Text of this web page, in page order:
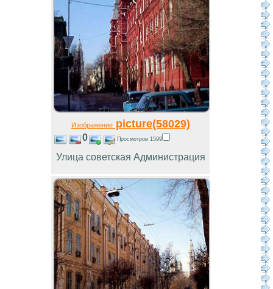
Изображениеpicture(58029)
0 Просмотров 1599
Улица советская Администрация